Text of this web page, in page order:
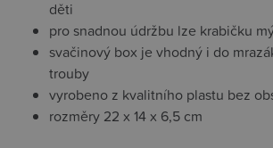
děti
pro snadnou údržbu lze krabičku
svačinový box je vhodný i do
trouby
vyrobeno z kvalitního plastu bez
rozměry 22 x 14 x 6,5 cm